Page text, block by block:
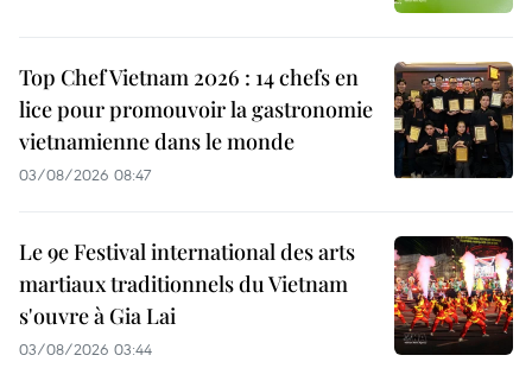
Top Chef Vietnam 2026 : 14 chefs en
lice pour promouvoir la gastronomie
vietnamienne dans le monde
03/08/2026 08:47
Le 9e Festival international des arts
martiaux traditionnels du Vietnam
s'ouvre à Gia Lai
03/08/2026 03:44